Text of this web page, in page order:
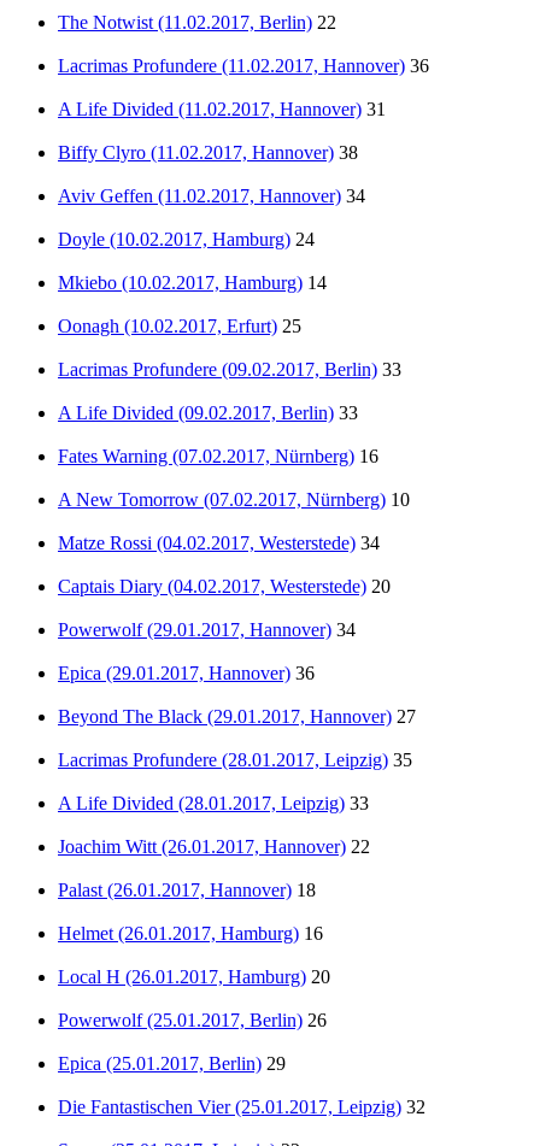
The Notwist (11.02.2017, Berlin) 22
Lacrimas Profundere (11.02.2017, Hannover) 36
A Life Divided (11.02.2017, Hannover) 31
Biffy Clyro (11.02.2017, Hannover) 38
Aviv Geffen (11.02.2017, Hannover) 34
Doyle (10.02.2017, Hamburg) 24
Mkiebo (10.02.2017, Hamburg) 14
Oonagh (10.02.2017, Erfurt) 25
Lacrimas Profundere (09.02.2017, Berlin) 33
A Life Divided (09.02.2017, Berlin) 33
Fates Warning (07.02.2017, Nürnberg) 16
A New Tomorrow (07.02.2017, Nürnberg) 10
Matze Rossi (04.02.2017, Westerstede) 34
Captais Diary (04.02.2017, Westerstede) 20
Powerwolf (29.01.2017, Hannover) 34
Epica (29.01.2017, Hannover) 36
Beyond The Black (29.01.2017, Hannover) 27
Lacrimas Profundere (28.01.2017, Leipzig) 35
A Life Divided (28.01.2017, Leipzig) 33
Joachim Witt (26.01.2017, Hannover) 22
Palast (26.01.2017, Hannover) 18
Helmet (26.01.2017, Hamburg) 16
Local H (26.01.2017, Hamburg) 20
Powerwolf (25.01.2017, Berlin) 26
Epica (25.01.2017, Berlin) 29
Die Fantastischen Vier (25.01.2017, Leipzig) 32